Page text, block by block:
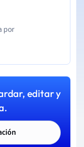
por
editar y